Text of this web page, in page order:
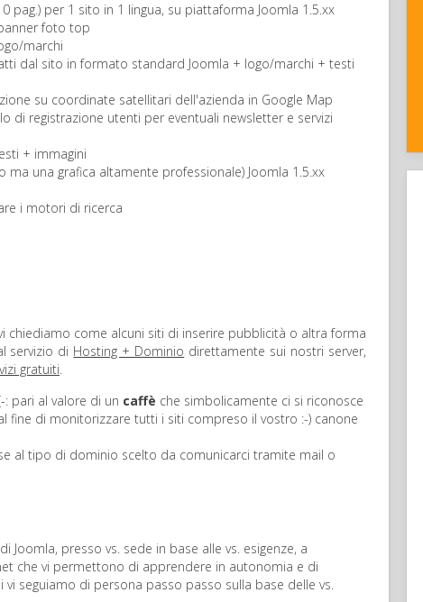
pag.) per 1 sito in 1 lingua, su piattaforma Joomla 1.5.xx
foto top
marchi
dal sito in formato standard Joomla + logo/marchi + testi
su coordinate satellitari dell'azienda in Google Map
di registrazione utenti per eventuali newsletter e servizi
+ immagini
una grafica altamente professionale) Joomla 1.5.xx
i motori di ricerca
chiediamo come alcuni siti di inserire pubblicità o altra forma
servizio di Hosting + Dominio direttamente sui nostri server,
gratuiti.
: pari al valore di un caffè che simbolicamente ci si riconosce
fine di monitorizzare tutti i siti compreso il vostro :-) canone
al tipo di dominio scelto da comunicarci tramite mail o
Joomla, presso vs. sede in base alle vs. esigenze, a
che vi permettono di apprendere in autonomia e di
seguiamo di persona passo passo sulla base delle vs.